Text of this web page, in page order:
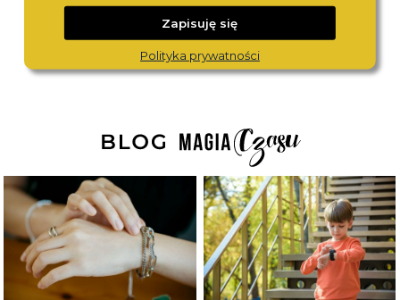
Zapisuję się
Polityka prywatności